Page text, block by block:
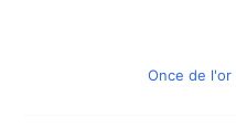
Once de l'or